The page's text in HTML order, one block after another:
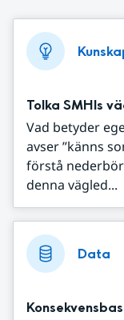
Tolka SMHIs
Vad betyder
avser ”känns
förstå
denna vägled...
Data